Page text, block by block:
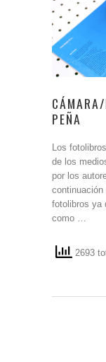
PEÑA
Los
de los
por los
continuación
fotolibros ya
como …
2693